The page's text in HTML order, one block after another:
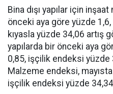
Bina dışı yapılar için
önceki aya göre yüzde 1,6,
kıyasla yüzde 34,06 artış
yapılarda bir önceki aya
0,85, işçilik endeksi yüzde
Malzeme endeksi,
işçilik endeksi yüzde